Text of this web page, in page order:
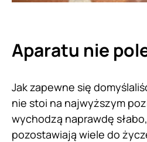
Aparatu nie
Jak zapewne się
nie stoi na najwyższym
wychodzą naprawdę
pozostawiają wiele do